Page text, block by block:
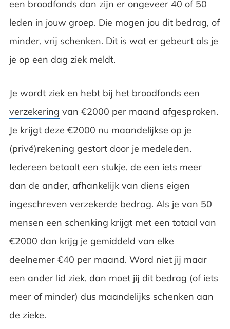
een broodfonds dan zijn er ongeveer 40 of 50
leden in jouw groep. Die mogen jou dit bedrag, of
minder, vrij schenken. Dit is wat er gebeurt als je
je op een dag ziek meldt.
Je wordt ziek en hebt bij het broodfonds een
verzekering van €2000 per maand afgesproken.
Je krijgt deze €2000 nu maandelijkse op je
(privé)rekening gestort door je medeleden.
Iedereen betaalt een stukje, de een iets meer
dan de ander, afhankelijk van diens eigen
ingeschreven verzekerde bedrag. Als je van 50
mensen een schenking krijgt met een totaal van
€2000 dan krijg je gemiddeld van elke
deelnemer €40 per maand. Word niet jij maar
een ander lid ziek, dan moet jij dit bedrag (of iets
meer of minder) dus maandelijks schenken aan
de zieke.